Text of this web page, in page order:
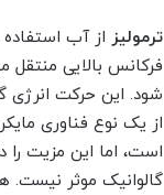
ترمولیز از آب
فرکانس بالایی
شود. این حرکت انرژی
از یک نوع فناوری
است، اما این مزیت را
گالوانیک موثر